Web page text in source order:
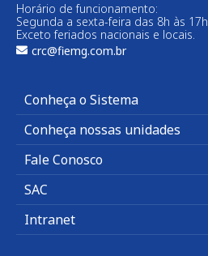
Horário de funcionamento:
Segunda a sexta-feira das 8h às 17h
Exceto feriados nacionais e locais.
crc@fiemg.com.br
Conheça o Sistema
Conheça nossas unidades
Fale Conosco
SAC
Intranet